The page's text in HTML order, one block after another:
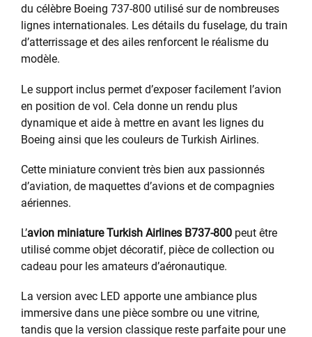
du célèbre Boeing 737-800 utilisé sur de nombreuses
lignes internationales. Les détails du fuselage, du train
d’atterrissage et des ailes renforcent le réalisme du
modèle.
Le support inclus permet d’exposer facilement l’avion
en position de vol. Cela donne un rendu plus
dynamique et aide à mettre en avant les lignes du
Boeing ainsi que les couleurs de Turkish Airlines.
Cette miniature convient très bien aux passionnés
d’aviation, de maquettes d’avions et de compagnies
aériennes.
L’avion miniature Turkish Airlines B737-800 peut être
utilisé comme objet décoratif, pièce de collection ou
cadeau pour les amateurs d’aéronautique.
La version avec LED apporte une ambiance plus
immersive dans une pièce sombre ou une vitrine,
tandis que la version classique reste parfaite pour une